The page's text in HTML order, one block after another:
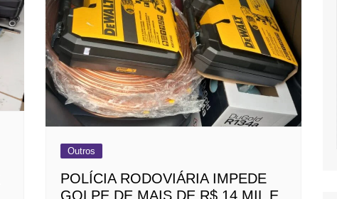
Outros
POLÍCIA RODOVIÁRIA IMPEDE
GOLPE DE MAIS DE R$ 14 MIL E